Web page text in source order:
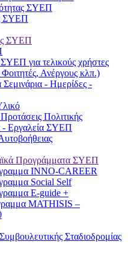
ΣΥΕΠ
ΣΥΕΠ
ΣΥΕΠ
ΣΥΕΠ για τελικούς χρήστες
Ανέργους κλπ.)
Σεμινάρια - Ημερίδες -
Πολιτικής
- Εργαλεία ΣΥΕΠ
Προγράμματα ΣΥΕΠ
INNO-CAREER
Social Self
E-guide +
MATHISIS –
Σταδιοδρομίας